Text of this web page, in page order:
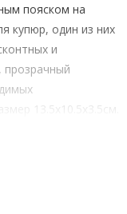
пояском на
купюр, один из них
и
прозрачный
13.5х10.5х3.5см.